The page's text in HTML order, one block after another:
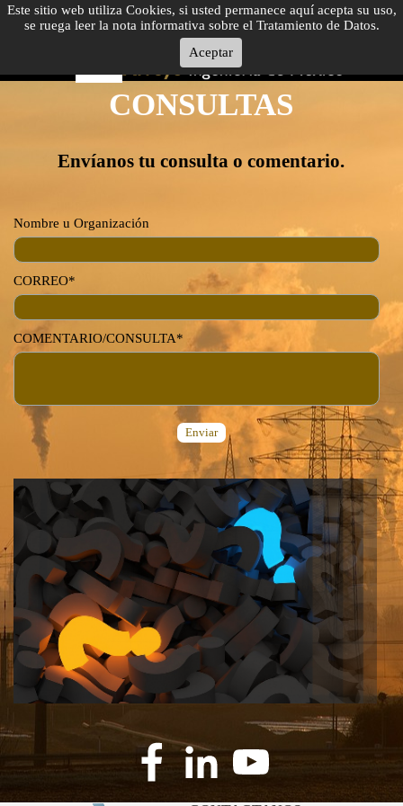
Este sitio web utiliza Cookies, si usted permanece aquí acepta su uso,
se ruega leer la nota informativa sobre el Tratamiento de Datos.
Aceptar
CONSULTAS
Envíanos tu consulta o comentario.
Nombre u Organización
CORREO*
COMENTARIO/CONSULTA*